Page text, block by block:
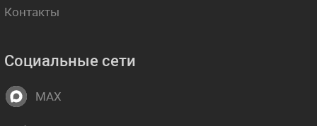
Контакты
Социальные сети
MAX